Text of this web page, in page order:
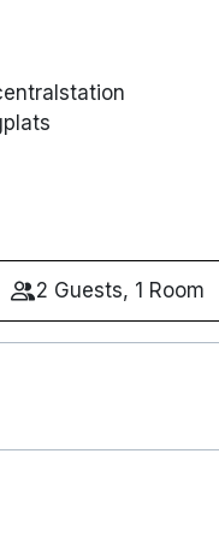
2 Guests, 1 Room